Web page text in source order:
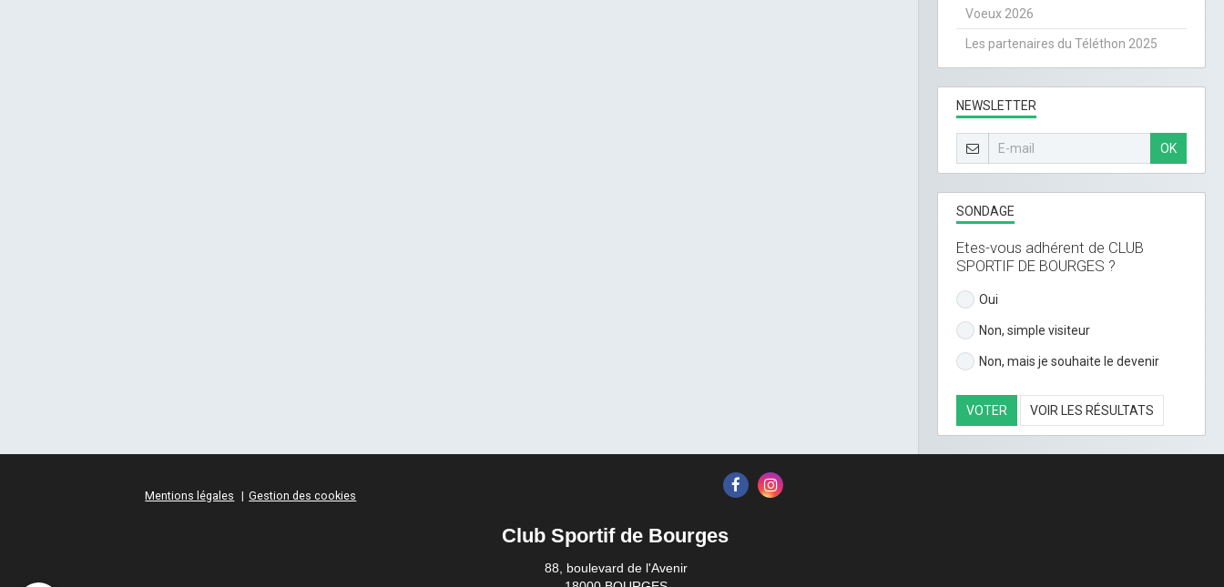
Voeux 2026
Les partenaires du Téléthon 2025
NEWSLETTER
OK
SONDAGE
Etes-vous adhérent de CLUB
SPORTIF DE BOURGES ?
Oui
Non, simple visiteur
Non, mais je souhaite le devenir
VOTER VOIR LES RÉSULTATS
Mentions légales Gestion des cookies
Club Sportif de Bourges
88, boulevard de l'Avenir